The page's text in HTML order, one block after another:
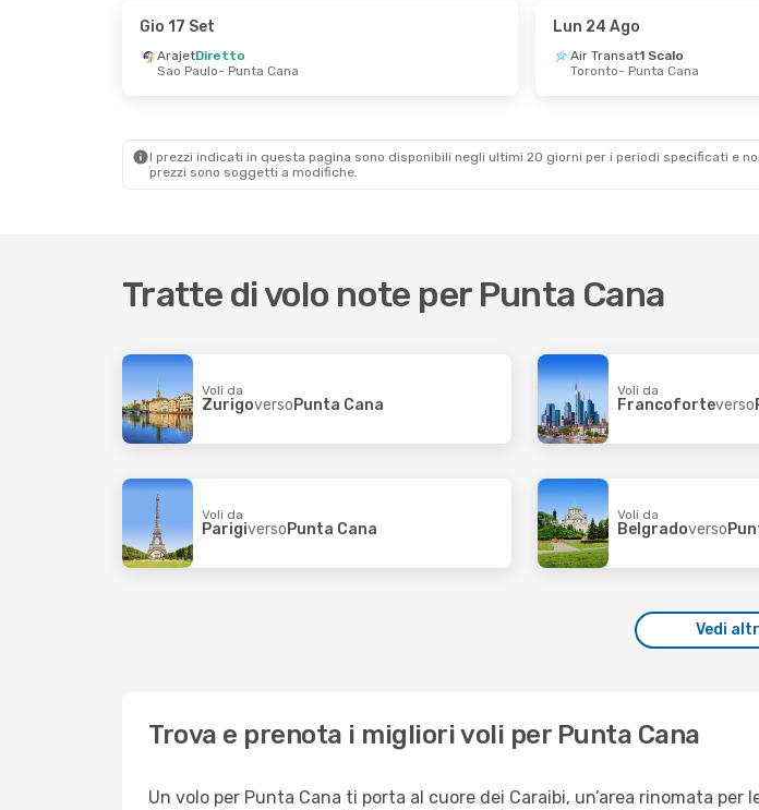
- Ven 9 Ott
- Newark, NJ
- Gio 29 Ott
Punta Cana
- Città Del Guatemala
Gio 17 Set
ArajetDiretto
Sao Paulo- Punta Cana
Lun 24 Ago
Air Transat1 Scalo
Toronto- Punta Cana
I prezzi indicati in questa pagina sono disponibili negli ultimi 20 giorni per i periodi specificati e
prezzi sono soggetti a modifiche.
Tratte di volo note per Punta Cana
Voli da
ZurigoversoPunta Cana
Voli da
Francoforteverso
Voli da
ParigiversoPunta Cana
Voli da
Belgradoverso
Vedi
Trova e prenota i migliori voli per Punta Cana
Un volo per Punta Cana ti porta al cuore dei Caraibi, un’area rinomata